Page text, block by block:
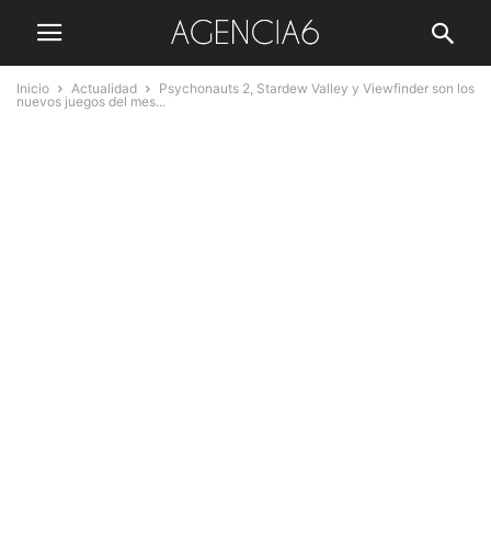
Inicio Actualidad
Psychonauts 2, Stardew Valley y Viewfinder son los
nuevos juegos del mes...